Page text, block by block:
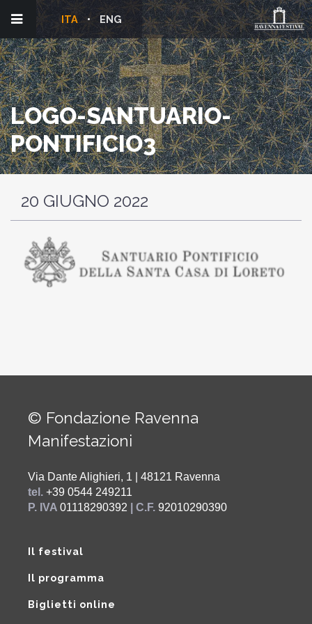
ENG
ITA
LOGO-SANTUARIO-
PONTIFICIO3
20 GIUGNO 2022
© Fondazione Ravenna
Manifestazioni
Via Dante Alighieri, 1 | 48121 Ravenna
tel. +39 0544 249211
P. IVA 01118290392 | C.F. 92010290390
Il festival
Il programma
Biglietti online